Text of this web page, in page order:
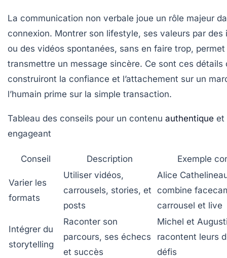
La communication non verbale joue un rôle majeur
connexion. Montrer son lifestyle, ses valeurs par des
ou des vidéos spontanées, sans en faire trop, permet
transmettre un message sincère. Ce sont ces détails
construiront la confiance et l’attachement sur un
l’humain prime sur la simple transaction.
Tableau des conseils pour un contenu authentique et
engageant
Conseil Description Exemple
Varier les
formats
Utiliser vidéos,
carrousels, stories, et
posts
Alice
combine
carrousel et live
Intégrer du
storytelling
Raconter son
parcours, ses échecs
et succès
Michel et
racontent leurs
défis